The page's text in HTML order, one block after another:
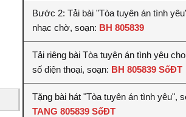
Bước 2: Tải bài "Tòa tuyên án tình
nhạc chờ, soạn: BH 805839
Tải riêng bài Tòa tuyên án tình yêu
số điện thoại, soạn: BH 805839 SốĐT
Tặng bài hát "Tòa tuyên án tình yêu",
TANG 805839 SốĐT